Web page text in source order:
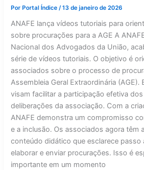
procurações
a
AGE
PorPortal Índice /13 de janeiro de 2026
ANAFE lança vídeos tutoriais para
sobre procurações para a AGE A
Nacional dos Advogados da União,
série de vídeos tutoriais. O objetivo é
associados sobre o processo de
Assembleia Geral Extraordinária (AGE).
visam facilitar a participação efetiva
deliberações da associação. Com a
ANAFE demonstra um compromisso
e a inclusão. Os associados agora têm
conteúdo didático que esclarece passo
elaborar e enviar procurações. Isso é
importante em um momento